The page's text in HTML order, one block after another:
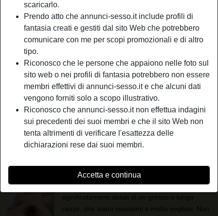
scaricarlo.
Prendo atto che annunci-sesso.it include profili di
fantasia creati e gestiti dal sito Web che potrebbero
comunicare con me per scopi promozionali e di altro
tipo.
Riconosco che le persone che appaiono nelle foto sul
sito web o nei profili di fantasia potrebbero non essere
membri effettivi di annunci-sesso.it e che alcuni dati
vengono forniti solo a scopo illustrativo.
Riconosco che annunci-sesso.it non effettua indagini
sui precedenti dei suoi membri e che il sito Web non
tenta altrimenti di verificare l'esattezza delle
dichiarazioni rese dai suoi membri.
Accetta e continua
radio_button_checked SiamoCalde
Mi chiamo Emilia, mi son iscritta qua con una
mia cara amica, stiamo cercando un uomo che
esperienza a tre, se sei dotato e con tanta
voglia di farci godere vieni a scrivermi, non te ne
location_on
Donna
Storiella1
Non importa che tipo d'incontro sia, voglio
vedere se il mio essere femmina riesce ancora
a fare drizzare una bella verga maschile, e se
con quella, a differenza di quanto ormai accade
quell’orgasmo tra...
Doroty
Cerco maschi veramente virili che siano
significatamene dotati di un grosso e lungo
cazzo, che siano resistenti e molto vogliosi. Non